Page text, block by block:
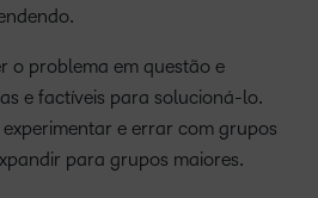
o problema em questão e
e factíveis para solucioná-lo.
experimentar e errar com grupos
para grupos maiores.